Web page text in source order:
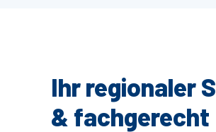
Ihr regionaler
& fachgerecht